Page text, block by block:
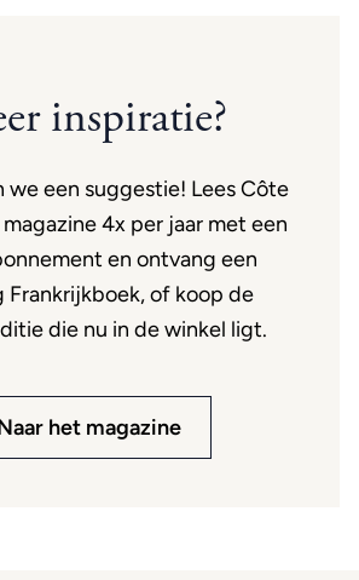
inspiratie?
we een suggestie! Lees Côte
4x per jaar met een
en ontvang een
Frankrijkboek, of koop de
die nu in de winkel ligt.
het magazine